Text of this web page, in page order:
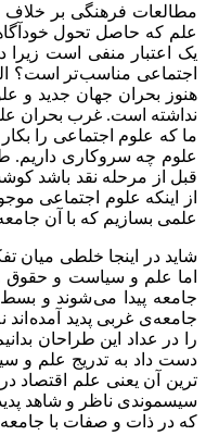
مطالعات فرهنگی بر خلاف
علم که حاصل تحول
یک اعتبار منفی است
اجتماعی مناسب تر است؟
هنوز بحران جهان جدید و
نداشته است. غرب بحران
ما که علوم اجتماعی را بکار
علوم چه سروکاری داریم.
قبل از مرحله نقد باشد
از اینکه علوم اجتماعی
علمی بسازیم که با آن
شاید در اینجا خلطی
اما علم و سیاست و حقوق
جامعه پیدا می شوند و
جامعه‌ی غربی پدید آمده
را در عداد این طراحان
دست داد به تدریج علم و
ترین آن یعنی علم اقتصاد
سیسموندی ناظر و شاهد پدید
که در ذات و صفات با